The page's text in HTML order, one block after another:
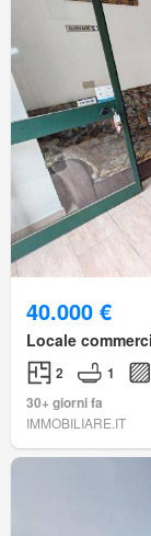
40.000 €
Locale
2 1
30+ giorni fa
IMMOBILIARE.IT